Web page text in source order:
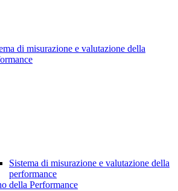
di misurazione e valutazione della
Sistema di misurazione e valutazione della
performance
della Performance